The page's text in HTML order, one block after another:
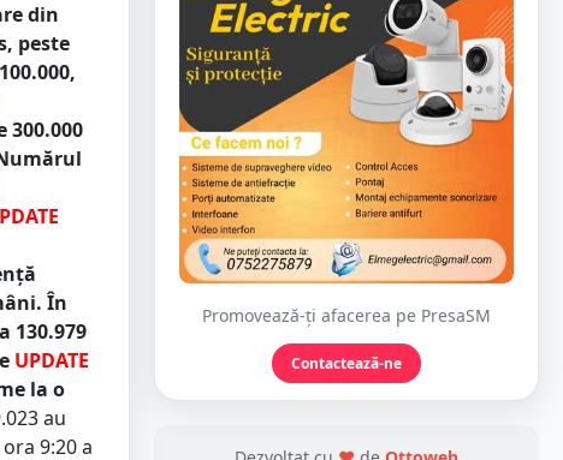
din
peste
300.000
În
130.979
UPDATE
la o
au
9:20 a
Promovează-ți afacerea pe PresaSM
Contactează-ne